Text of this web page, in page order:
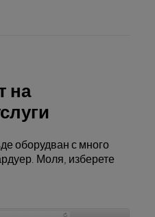
на
оборудван с много
Моля, изберете